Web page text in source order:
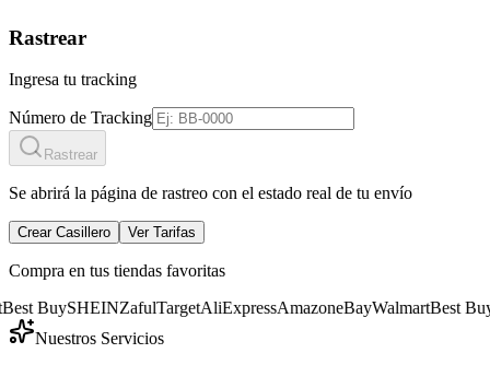
Rastrear
Ingresa tu tracking
Número de Tracking
Rastrear
Se abrirá la página de rastreo con el estado real de tu envío
Crear Casillero Ver Tarifas
Compra en tus tiendas favoritas
SHEINZafulTargetAliExpressAmazoneBayWalmartBest Buy
Nuestros Servicios